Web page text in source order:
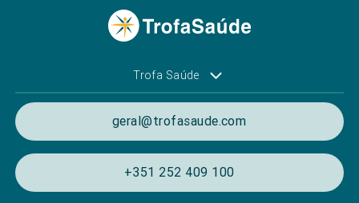
Trofa Saúde
geral@trofasaude.com
+351 252 409 100